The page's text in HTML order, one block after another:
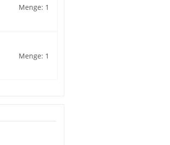
Menge: 1
Menge: 1